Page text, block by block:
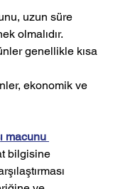
uzun süre
olmalıdır.
genellikle kısa
ekonomik ve
macunu
bilgisine